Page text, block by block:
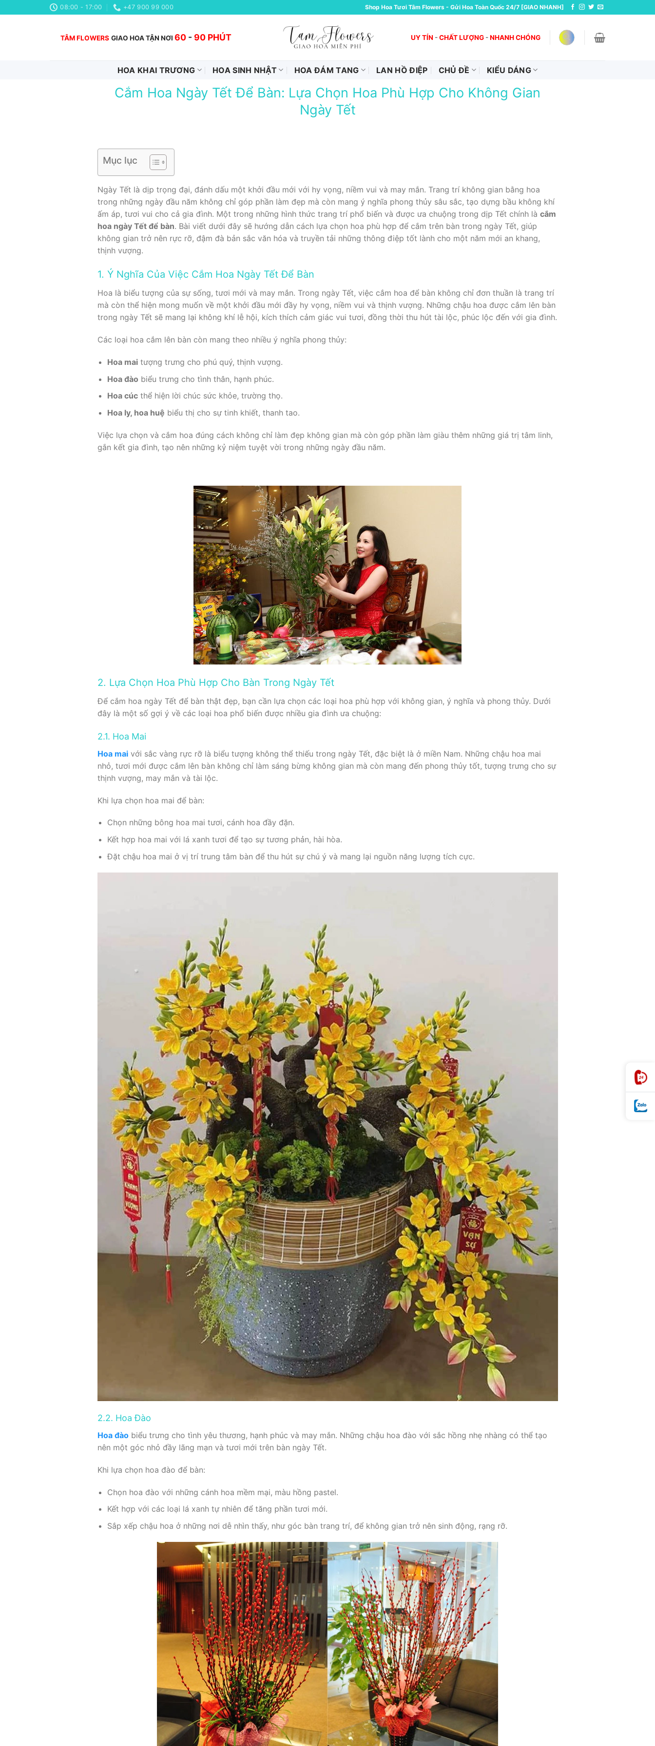
đến
08:00 - 17:00 +47 900 99 000 Shop Hoa Tươi Tâm Flowers - Gửi Hoa Toàn Quốc 24/7 [GIAO NHANH]
TÂM FLOWERS GIAO HOA TẬN NƠI 60 - 90 PHÚT UY TÍN -CHẤT LƯỢNG -NHANH CHÓNG
HOA KHAI TRƯƠNG HOA SINH NHẬT HOA ĐÁM TANG LAN HỒ ĐIỆP CHỦ ĐỀ KIỂU DÁNG
Cắm Hoa Ngày Tết Để Bàn: Lựa Chọn Hoa Phù Hợp Cho Không Gian
Ngày Tết
Mục lục
Ngày Tết là dịp trọng đại, đánh dấu một khởi đầu mới với hy vọng, niềm vui và may mắn. Trang trí không gian bằng hoa
trong những ngày đầu năm không chỉ góp phần làm đẹp mà còn mang ý nghĩa phong thủy sâu sắc, tạo dựng bầu không khí
ấm áp, tươi vui cho cả gia đình. Một trong những hình thức trang trí phổ biến và được ưa chuộng trong dịp Tết chính là cắm
hoa ngày Tết để bàn. Bài viết dưới đây sẽ hướng dẫn cách lựa chọn hoa phù hợp để cắm trên bàn trong ngày Tết, giúp
không gian trở nên rực rỡ, đậm đà bản sắc văn hóa và truyền tải những thông điệp tốt lành cho một năm mới an khang,
thịnh vượng.
1. Ý Nghĩa Của Việc Cắm Hoa Ngày Tết Để Bàn
Hoa là biểu tượng của sự sống, tươi mới và may mắn. Trong ngày Tết, việc cắm hoa để bàn không chỉ đơn thuần là trang trí
mà còn thể hiện mong muốn về một khởi đầu mới đầy hy vọng, niềm vui và thịnh vượng. Những chậu hoa được cắm lên bàn
trong ngày Tết sẽ mang lại không khí lễ hội, kích thích cảm giác vui tươi, đồng thời thu hút tài lộc, phúc lộc đến với gia đình.
Các loại hoa cắm lên bàn còn mang theo nhiều ý nghĩa phong thủy:
Hoa mai tượng trưng cho phú quý, thịnh vượng.
Hoa đào biểu trưng cho tình thân, hạnh phúc.
Hoa cúc thể hiện lời chúc sức khỏe, trường thọ.
Hoa ly, hoa huệ biểu thị cho sự tinh khiết, thanh tao.
Việc lựa chọn và cắm hoa đúng cách không chỉ làm đẹp không gian mà còn góp phần làm giàu thêm những giá trị tâm linh,
gắn kết gia đình, tạo nên những kỷ niệm tuyệt vời trong những ngày đầu năm.
2. Lựa Chọn Hoa Phù Hợp Cho Bàn Trong Ngày Tết
Để cắm hoa ngày Tết để bàn thật đẹp, bạn cần lựa chọn các loại hoa phù hợp với không gian, ý nghĩa và phong thủy. Dưới
đây là một số gợi ý về các loại hoa phổ biến được nhiều gia đình ưa chuộng:
2.1. Hoa Mai
Hoa maivới sắc vàng rực rỡ là biểu tượng không thể thiếu trong ngày Tết, đặc biệt là ở miền Nam. Những chậu hoa mai
nhỏ, tươi mới được cắm lên bàn không chỉ làm sáng bừng không gian mà còn mang đến phong thủy tốt, tượng trưng cho sự
thịnh vượng, may mắn và tài lộc.
Khi lựa chọn hoa mai để bàn:
Chọn những bông hoa mai tươi, cánh hoa đầy đặn.
Kết hợp hoa mai với lá xanh tươi để tạo sự tương phản, hài hòa.
Đặt chậu hoa mai ở vị trí trung tâm bàn để thu hút sự chú ý và mang lại nguồn năng lượng tích cực.
2.2. Hoa Đào
Hoa đàobiểu trưng cho tình yêu thương, hạnh phúc và may mắn. Những chậu hoa đào với sắc hồng nhẹ nhàng có thể tạo
nên một góc nhỏ đầy lãng mạn và tươi mới trên bàn ngày Tết.
Khi lựa chọn hoa đào để bàn:
Chọn hoa đào với những cánh hoa mềm mại, màu hồng pastel.
Kết hợp với các loại lá xanh tự nhiên để tăng phần tươi mới.
Sắp xếp chậu hoa ở những nơi dễ nhìn thấy, như góc bàn trang trí, để không gian trở nên sinh động, rạng rỡ.